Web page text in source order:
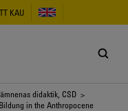
KAU
didaktik, CSD >
in the Anthropocene